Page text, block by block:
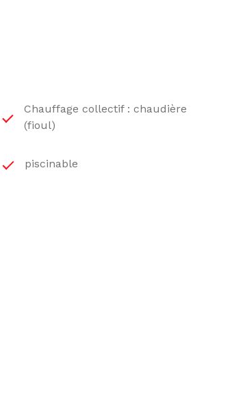
Chauffage collectif : chaudière
(fioul)
piscinable